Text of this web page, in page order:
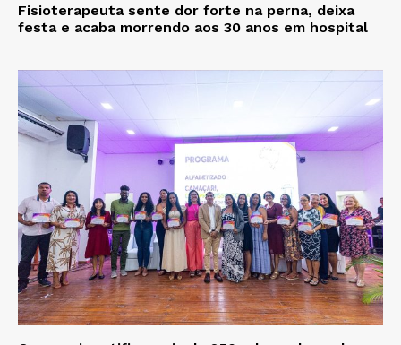
Fisioterapeuta sente dor forte na perna, deixa
festa e acaba morrendo aos 30 anos em hospital